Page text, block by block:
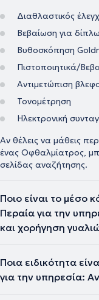
Διαθλαστικός
Βεβαίωση για
Βυθοσκόπηση
Πιστοποιητικά/
Αντιμετώπιση
Τονομέτρηση
Ηλεκτρονική
Αν θέλεις να μάθεις
ένας Οφθαλμίατρος,
σελίδας αναζήτησης.
Ποιο είναι το μέσο
Περαία για την
και χορήγηση
Ποια ειδικότητα
για την υπηρεσία: